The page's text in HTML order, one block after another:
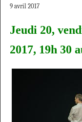
9 avril 2017
Jeudi 20,
2017, 19h 30